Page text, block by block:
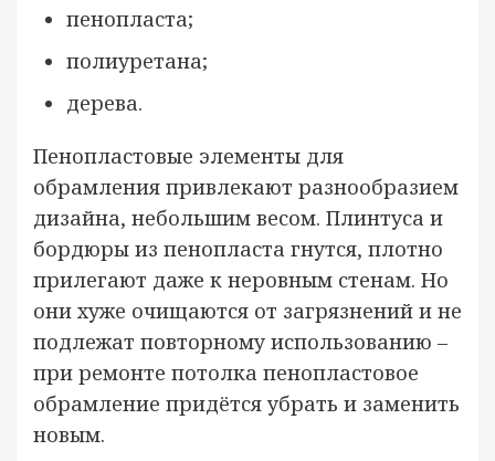
пенопласта;
полиуретана;
дерева.
Пенопластовые элементы для
обрамления привлекают разнообразием
дизайна, небольшим весом. Плинтуса и
бордюры из пенопласта гнутся, плотно
прилегают даже к неровным стенам. Но
они хуже очищаются от загрязнений и не
подлежат повторному использованию –
при ремонте потолка пенопластовое
обрамление придётся убрать и заменить
новым.